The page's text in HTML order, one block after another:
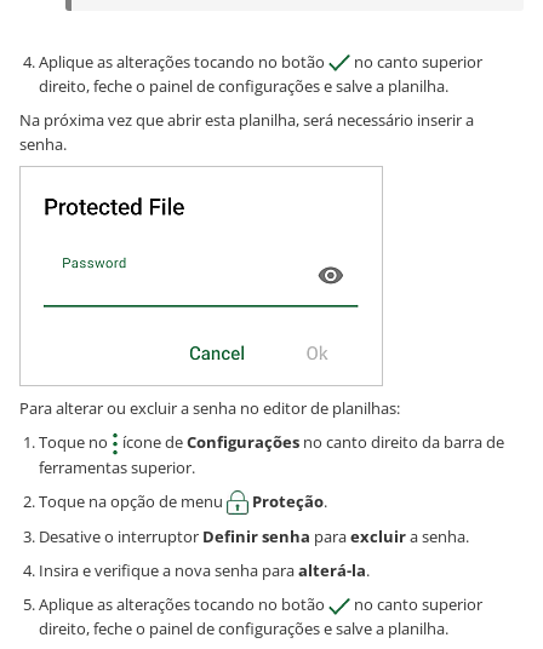
Aplique as alterações tocando no botão
no canto superior
direito, feche o painel de configurações e salve a planilha.
Na próxima vez que abrir esta planilha, será necessário inserir a
senha.
Para alterar ou excluir a senha no editor de planilhas:
Toque no
ícone deConfigurações no canto direito da barra de
ferramentas superior.
Toque na opção de menu
Proteção.
Desative o interruptor Definir senha paraexcluira senha.
Insira e verifique a nova senha paraalterá-la.
Aplique as alterações tocando no botão
no canto superior
direito, feche o painel de configurações e salve a planilha.